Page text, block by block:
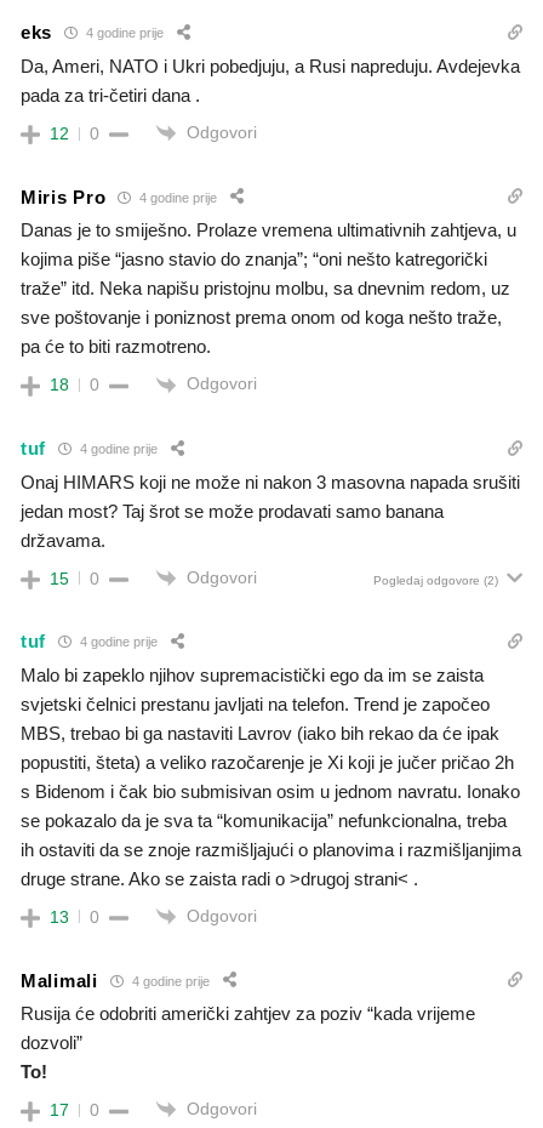
eks 4 godine prije
Da, Ameri, NATO i Ukri pobedjuju, a Rusi napreduju. Avdejevka
pada za tri-četiri dana .
12 0 Odgovori
Miris Pro 4 godine prije
Danas je to smiješno. Prolaze vremena ultimativnih zahtjeva, u
kojima piše “jasno stavio do znanja”; “oni nešto katregorički
traže” itd. Neka napišu pristojnu molbu, sa dnevnim redom, uz
sve poštovanje i poniznost prema onom od koga nešto traže,
pa će to biti razmotreno.
18 0 Odgovori
tuf 4 godine prije
Onaj HIMARS koji ne može ni nakon 3 masovna napada srušiti
jedan most? Taj šrot se može prodavati samo banana
državama.
15 0 Odgovori Pogledaj odgovore (2)
tuf 4 godine prije
Malo bi zapeklo njihov supremacistički ego da im se zaista
svjetski čelnici prestanu javljati na telefon. Trend je započeo
MBS, trebao bi ga nastaviti Lavrov (iako bih rekao da će ipak
popustiti, šteta) a veliko razočarenje je Xi koji je jučer pričao 2h
s Bidenom i čak bio submisivan osim u jednom navratu. Ionako
se pokazalo da je sva ta “komunikacija” nefunkcionalna, treba
ih ostaviti da se znoje razmišljajući o planovima i razmišljanjima
druge strane. Ako se zaista radi o >drugoj strani< .
13 0 Odgovori
Malimali 4 godine prije
Rusija će odobriti američki zahtjev za poziv “kada vrijeme
dozvoli”
To!
17 0 Odgovori